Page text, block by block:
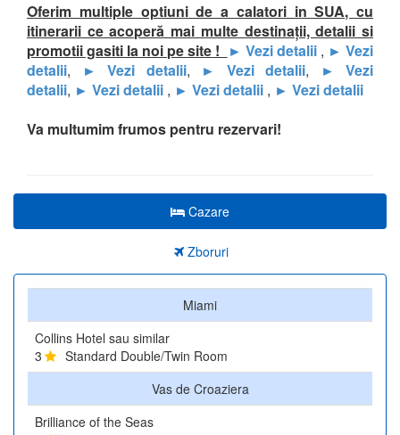
Oferim multiple optiuni de a calatori in SUA, cu
itinerarii ce acoperă mai multe destinații, detalii si
promotii gasiti la noi pe site ! ► Vezi detalii , ► Vezi
detalii, ► Vezi detalii, ► Vezi detalii, ►
Vezi
detalii, ► Vezi detalii , ► Vezi detalii , ► Vezi detalii
Va multumim frumos pentru rezervari!
Cazare
Zboruri
Miami
Collins Hotel sau similar
3
Standard Double/Twin Room
Vas de Croaziera
Brilliance of the Seas